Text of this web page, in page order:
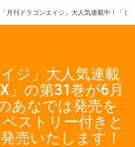
「月刊ドラゴンエイジ」大人気連載中！「
ジ」大人気連載
」の第31巻が6月
あなでは発売を
ストリー付きと
売いたします！